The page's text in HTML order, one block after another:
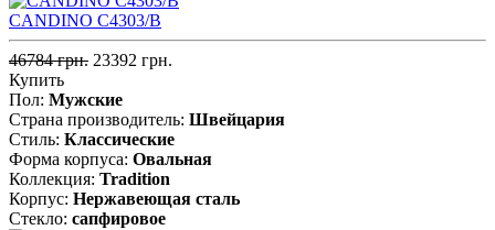
CANDINO C4303/B
46784 грн. 23392 грн.
Купить
Пол: Мужские
Страна производитель: Швейцария
Стиль: Классические
Форма корпуса: Овальная
Коллекция: Tradition
Корпус: Нержавеющая cталь
Стекло: сапфировое